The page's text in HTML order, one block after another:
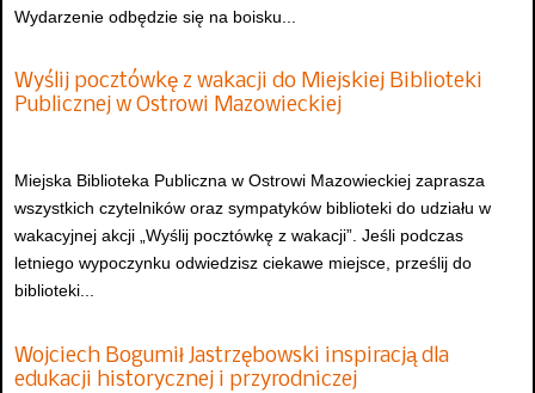
Wydarzenie odbędzie się na boisku...
Wyślij pocztówkę z wakacji do Miejskiej Biblioteki
Publicznej w Ostrowi Mazowieckiej
Miejska Biblioteka Publiczna w Ostrowi Mazowieckiej zaprasza
wszystkich czytelników oraz sympatyków biblioteki do udziału w
wakacyjnej akcji „Wyślij pocztówkę z wakacji”. Jeśli podczas
letniego wypoczynku odwiedzisz ciekawe miejsce, prześlij do
biblioteki...
Wojciech Bogumił Jastrzębowski inspiracją dla
edukacji historycznej i przyrodniczej